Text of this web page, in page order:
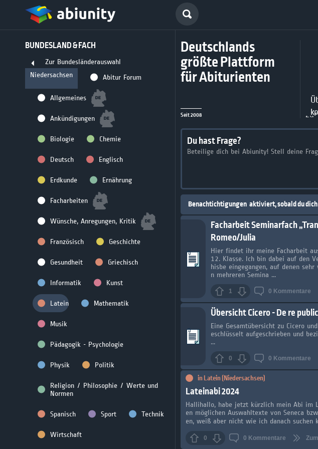
BUNDESLAND & FACH
Zur Bundesländerauswahl
Niedersachsen
Abitur Forum
Allgemeines
Ankündigungen
Biologie Chemie
Deutsch Englisch
Erdkunde Ernährung
Facharbeiten
Wünsche, Anregungen, Kritik
Französisch Geschichte
Gesundheit Griechisch
Informatik Kunst
Latein Mathematik
Musik
Pädagogik - Psychologie
Physik Politik
Religion / Philosophie / Werte und
Normen
Spanisch Sport Technik
Wirtschaft
Deutschlands
größte Plattform
für Abiturienten
Seit 2008
Du hast Frage?
Beteilige dich bei Abiunity! Stell deine
Benachtichtigungen aktiviert, sobald du
Facharbeit Seminarfach
Romeo/Julia
Hier findet ihr meine Facharbeit
12. Klasse. Ich bin dabei auf den
hisbe eingegangen, auf denen
n mehreren Semina ...
1 0 Kommentare
Übersicht Cicero - De re
Eine Gesamtübersicht zu Cicero
eschlüsselt aufgeschrieben und
...
0 0 Kommentare
inLatein (Niedersachsen)
Lateinabi 2024
Hallihallo, habe jetzt kürzlich mein Abi im
en möglichen Auswahltexte von Seneca
en, weiß aber nicht wie ich danach suchen
0 0 Kommentare